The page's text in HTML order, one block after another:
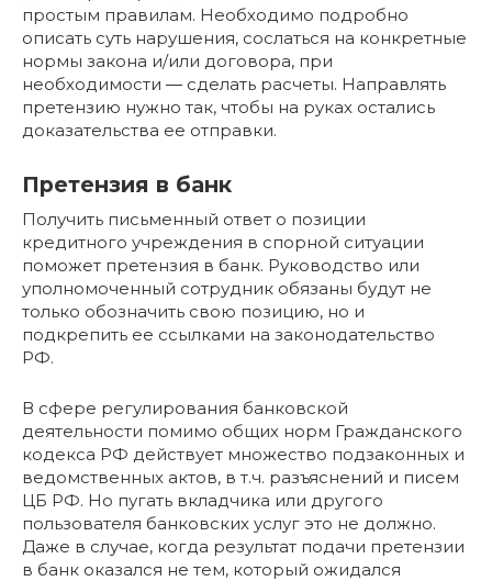
простым правилам. Необходимо подробно
описать суть нарушения, сослаться на конкретные
нормы закона и/или договора, при
необходимости ― сделать расчеты. Направлять
претензию нужно так, чтобы на руках остались
доказательства ее отправки.
Претензия в банк
Получить письменный ответ о позиции
кредитного учреждения в спорной ситуации
поможет претензия в банк. Руководство или
уполномоченный сотрудник обязаны будут не
только обозначить свою позицию, но и
подкрепить ее ссылками на законодательство
РФ.
В сфере регулирования банковской
деятельности помимо общих норм Гражданского
кодекса РФ действует множество подзаконных и
ведомственных актов, в т.ч. разъяснений и писем
ЦБ РФ. Но пугать вкладчика или другого
пользователя банковских услуг это не должно.
Даже в случае, когда результат подачи претензии
в банк оказался не тем, который ожидался